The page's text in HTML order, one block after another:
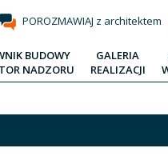
POROZMAWIAJ z architektem
BUDOWY
NADZORU
GALERIA
REALIZACJI